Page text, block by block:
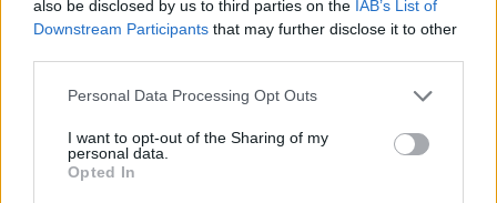
also be disclosed by us to third parties on the IAB’s List of
Downstream Participants that may further disclose it to other
Personal Data Processing Opt Outs
I want to opt-out of the Sharing of my
personal data.
Opted In
Mest lest siste syv dager